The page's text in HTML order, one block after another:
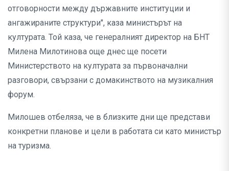
отговорности между държавните институции и
ангажираните структури", каза министърът на
културата. Той каза, че генералният директор на БНТ
Милена Милотинова още днес ще посети
Министерството на културата за първоначални
разговори, свързани с домакинството на музикалния
форум.
Милошев отбеляза, че в близките дни ще представи
конкретни планове и цели в работата си като министър
на туризма.